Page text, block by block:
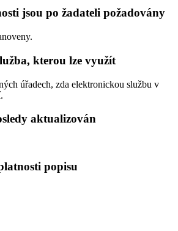
jsou po žadateli požadovány
kterou lze využít
úřadech, zda elektronickou službu v
aktualizován
popisu